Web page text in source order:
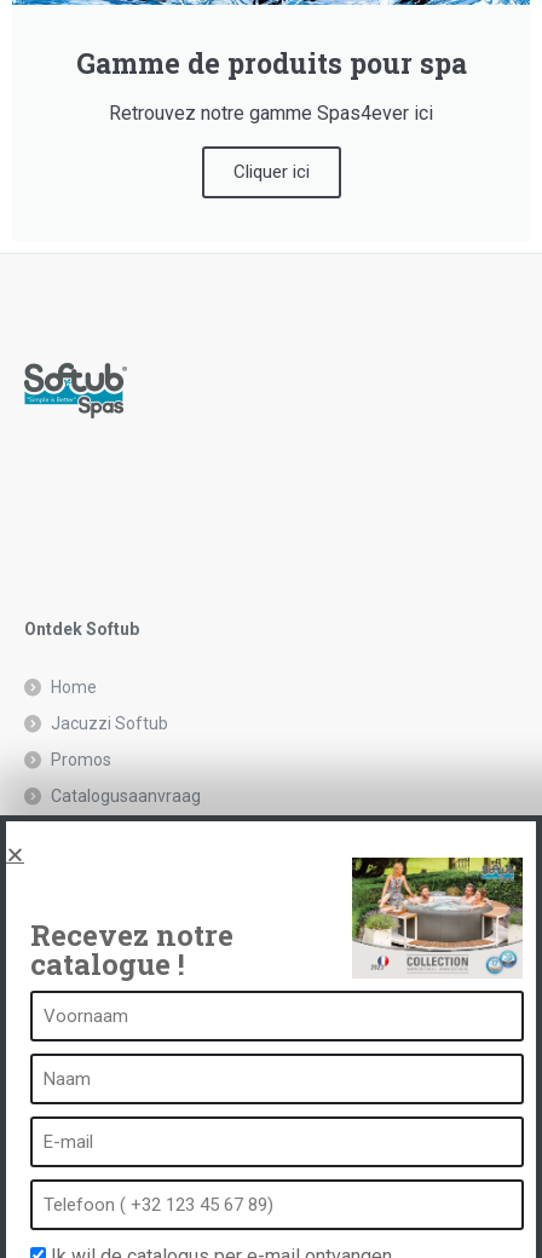
Gamme de produits pour spa
Retrouvez notre gamme Spas4ever ici
Cliquer ici
Ontdek Softub
Home
Jacuzzi Softub
Promos
Catalogusaanvraag
Een kuuroord is...
Wat is een kuuroord?
Bubbelbad
Buiten spa
Recevez notre
catalogue !